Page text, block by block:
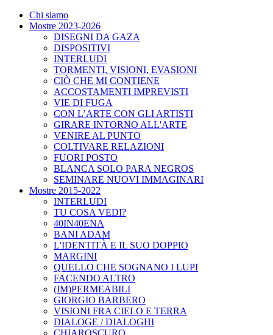
Chi siamo
Mostre 2023-2026
DISEGNI DA GAZA
DISPOSITIVI
INTERLUDI
TORMENTI, VISIONI, EVASIONI
CIÒ CHE MI CONTIENE
ACCOSTAMENTI IMPREVISTI
VIE DI FUGA
CON L’ARTE CON GLI ARTISTI
GIRARE INTORNO ALL'ARTE
VENIRE AL PUNTO
COLTIVARE RELAZIONI
FUORI POSTO
BLANCA SOLO PARA NEGROS
SEMINARE NUOVI IMMAGINARI
Mostre 2015-2022
INTERLUDI
TU COSA VEDI?
40IN40ENA
BANI ADAM
L'IDENTITÀ E IL SUO DOPPIO
MARGINI
QUELLO CHE SOGNANO I LUPI
FACENDO ALTRO
(IM)PERMEABILI
GIORGIO BARBERO
VISIONI FRA CIELO E TERRA
DIALOGE / DIALOGHI
CHIAROSCURO